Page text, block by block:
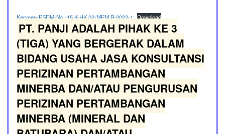
Kepmen-ESDM-No.-15.K-HK.02-MEM.B-2022-1 Download
PT. PANJI ADALAH PIHAK KE 3
(TIGA) YANG BERGERAK DALAM
BIDANG USAHA JASA KONSULTANSI
PERIZINAN PERTAMBANGAN
MINERBA DAN/ATAU PENGURUSAN
PERIZINAN PERTAMBANGAN
MINERBA (MINERAL DAN